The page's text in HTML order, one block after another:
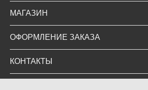
МАГАЗИН
ОФОРМЛЕНИЕ ЗАКАЗА
КОНТАКТЫ